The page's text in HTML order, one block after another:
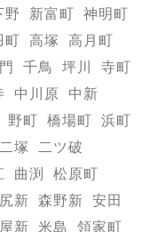
野 新富町
神明町
町 高塚
高月町
千鳥 坪川
寺町
中川原
中新
野町 橋場町
浜町
二塚
二ツ破
曲渕
松原町
新 森野新
安田
新 米島 領家町